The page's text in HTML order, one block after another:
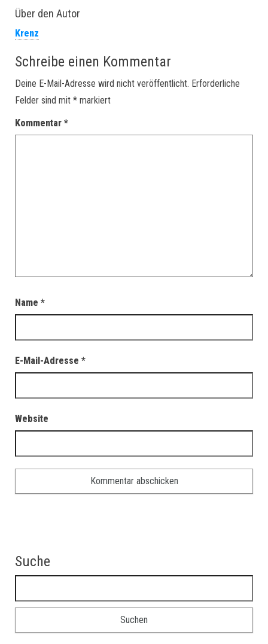
Über den Autor
Krenz
Schreibe einen Kommentar
Deine E-Mail-Adresse wird nicht veröffentlicht. Erforderliche
Felder sind mit * markiert
Kommentar *
Name *
E-Mail-Adresse *
Website
Suche